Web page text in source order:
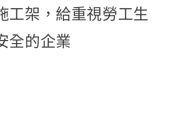
工架，給重視勞工生
全的企業